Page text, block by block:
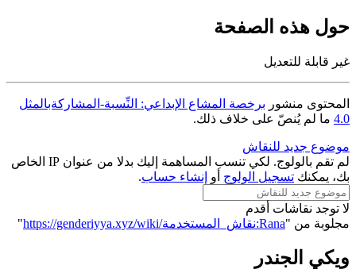
حول هذه الصفحة
غير قابلة للتعديل
المحتوى منشور برخصة المشاع الإبداعي: النِّسبة-المشاركةبالمثل
4.0 ما لم يُنصّ على خلاف ذلك.
موضوع جديد للنقاش
لم تقم بالولوج. لكي تنسب المساهمة إليك بدلا من عنوان IP الخاص
بك، يمكنك تسجيل الولوج أو إنشاء حساب.
لا توجد نقاشات أقدم
مجلوبة من "https://genderiyya.xyz/wiki/نقاش_المستخدمة:Rana "
ويكي الجندر